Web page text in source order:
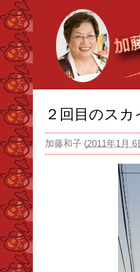
２回目のスカ
加藤和子(2011年1月 6